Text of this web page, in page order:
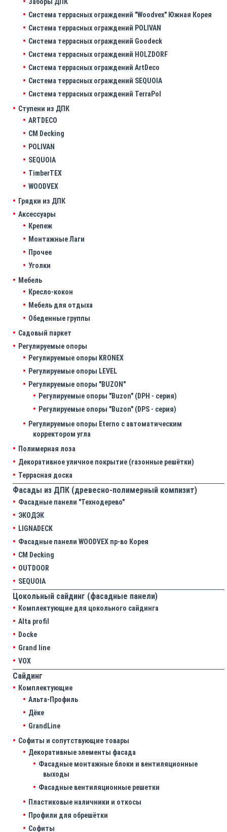
Система террасных ограждений "Woodvex" Южная Корея
Система террасных ограждений POLIVAN
Система террасных ограждений Goodeck
Система террасных ограждений HOLZDORF
Система террасных ограждений ArtDeco
Система террасных ограждений SEQUOIA
Система террасных ограждений TerraPol
Ступени из ДПК
ARTDECO
CM Decking
POLIVAN
SEQUOIA
TimberTEX
WOODVEX
Грядки из ДПК
Аксессуары
Крепеж
Монтажные Лаги
Прочее
Уголки
Мебель
Кресло-кокон
Мебель для отдыха
Обеденные группы
Садовый паркет
Регулируемые опоры
Регулируемые опоры KRONEX
Регулируемые опоры LEVEL
Регулируемые опоры "BUZON"
Регулируемые опоры "Buzon" (DPH - серия)
Регулируемые опоры "Buzon" (DPS - серия)
Регулируемые опоры Eterno с автоматическим
корректором угла
Полимерная лоза
Декоративное уличное покрытие (газонные решётки)
Террасная доска
Фасады из ДПК (древесно-полимерный компизит)
Фасадные панели "Технодерево"
ЭКОДЭК
LIGNADECK
Фасадные панели WOODVEX пр-во Корея
CM Decking
OUTDOOR
SEQUOIA
Цокольный сайдинг (фасадные панели)
Комплектующие для цокольного сайдинга
Alta profil
Docke
Grand line
VOX
Сайдинг
Комплектующие
Альта-Профиль
Дёке
GrandLine
Софиты и сопутствующие товары
Декоративные элементы фасада
Фасадные монтажные блоки и вентиляционные
выходы
Фасадные вентиляционные решетки
Пластиковые наличники и откосы
Профили для обрешётки
Софиты